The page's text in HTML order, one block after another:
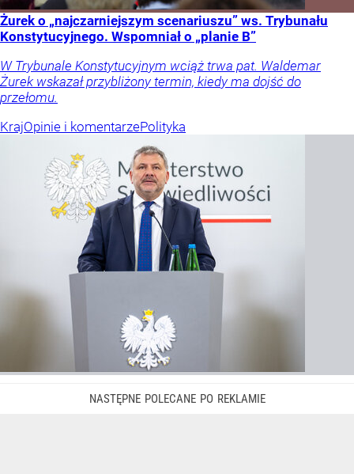
Żurek o „najczarniejszym scenariuszu” ws. Trybunału
Konstytucyjnego. Wspomniał o „planie B”
W Trybunale Konstytucyjnym wciąż trwa pat. Waldemar
Żurek wskazał przybliżony termin, kiedy ma dojść do
przełomu.
KrajOpinie i komentarzePolityka